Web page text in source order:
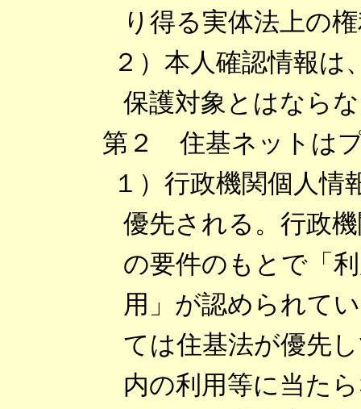
り得る実体法上の
２）本人確認情報
保護対象とはなら
第２ 住基ネットは
１）行政機関個人情
優先される。行政
の要件のもとで「
用」が認められて
ては住基法が優先
内の利用等に当た